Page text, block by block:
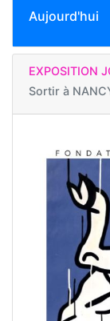
Aujourd'hui
EXPOSITION
Sortir à